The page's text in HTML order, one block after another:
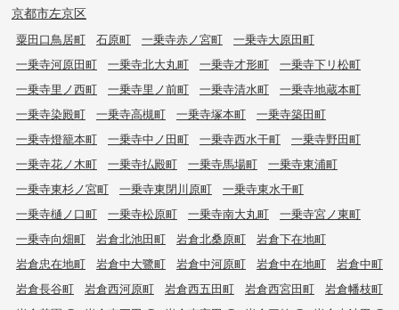
京都市左京区
粟田口鳥居町 石原町 一乗寺赤ノ宮町
一乗寺大原田町
一乗寺河原田町
一乗寺北大丸町 一乗寺才形町
一乗寺下リ松町
一乗寺里ノ西町
一乗寺里ノ前町 一乗寺清水町
一乗寺地蔵本町
一乗寺染殿町
一乗寺高槻町 一乗寺塚本町
一乗寺築田町
一乗寺燈籠本町
一乗寺中ノ田町 一乗寺西水干町
一乗寺野田町
一乗寺花ノ木町
一乗寺払殿町 一乗寺馬場町
一乗寺東浦町
一乗寺東杉ノ宮町
一乗寺東閉川原町
一乗寺東水干町
一乗寺樋ノ口町
一乗寺松原町 一乗寺南大丸町
一乗寺宮ノ東町
一乗寺向畑町
岩倉北池田町 岩倉北桑原町
岩倉下在地町
岩倉忠在地町
岩倉中大鷺町 岩倉中河原町 岩倉中在地町
岩倉中町
岩倉長谷町
岩倉西河原町 岩倉西五田町 岩倉西宮田町
岩倉幡枝町